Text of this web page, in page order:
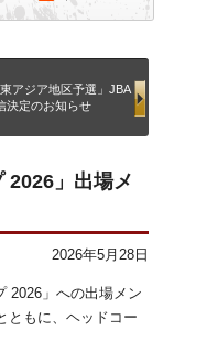
アジア地区予選」JBA
決定のお知らせ
2026」出場メ
2026年5月28日
2026」への出場メン
ともに、ヘッドコー